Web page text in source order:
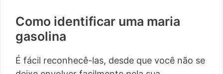
Como identificar uma maria
gasolina
É fácil reconhecê-las, desde que você não se